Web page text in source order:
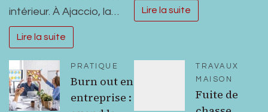
intérieur. À Ajaccio, la…
Lire la suite
Lire la suite
PRATIQUE
Burn out en
entreprise :
TRAVAUX
MAISON
Fuite de